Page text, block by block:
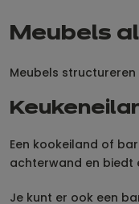
Meubels
Meubels
Een kookeiland of
achterwand en biedt
Je kunt er ook een